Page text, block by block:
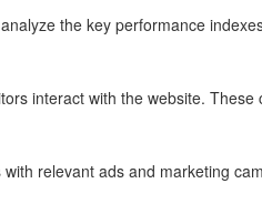
the key performance
interact with the website.
relevant ads and marketing